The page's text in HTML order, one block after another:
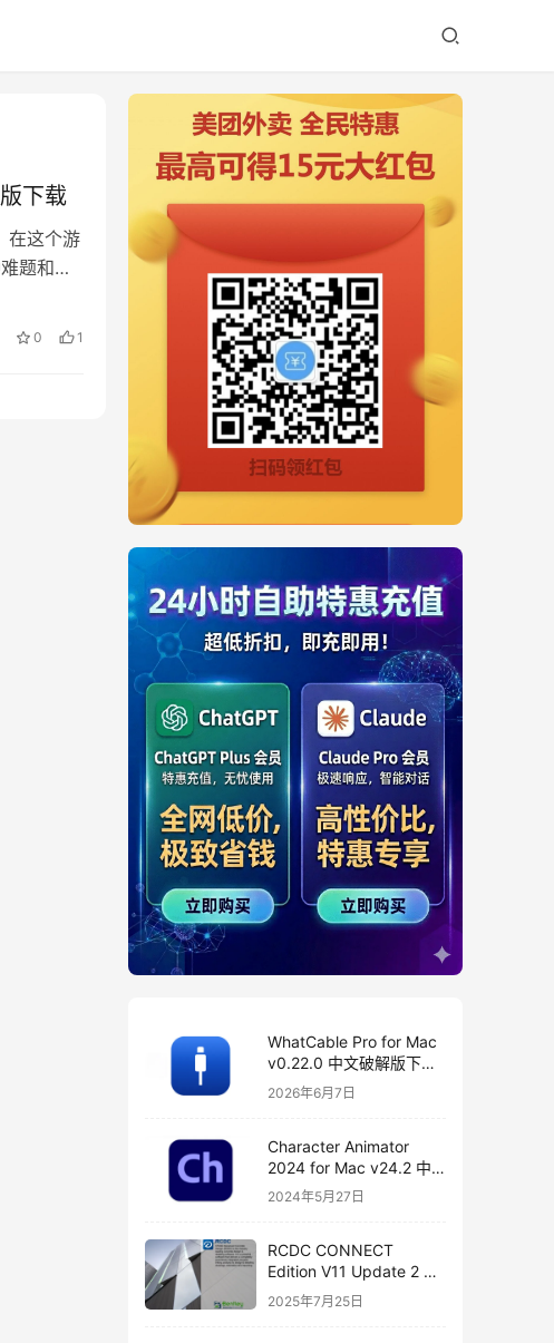
下载
在这个游
题和赛
0 1
WhatCable Pro for Mac
v0.22.0 中文破解版下载
USB-C 诊断工具
2026年6月7日
Character Animator
2024 for Mac v24.2 中
文破解版下载
2024年5月27日
RCDC CONNECT
Edition V11 Update 2 破
解版下载 crack
2025年7月25日